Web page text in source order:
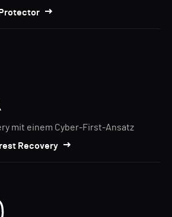
mit einem Cyber-First-Ansatz
Recovery